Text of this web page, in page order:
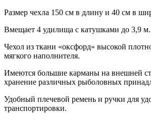
Размер чехла 150 см в длину и 40 см в
Вмещает 4 удилища с катушками до 3,9 м.
Чехол из ткани «оксфорд» высокой
мягкого наполнителя.
Имеются большие карманы на внешней
хранение различных рыболовных
Удобный плечевой ремень и ручки для
транспортировки.